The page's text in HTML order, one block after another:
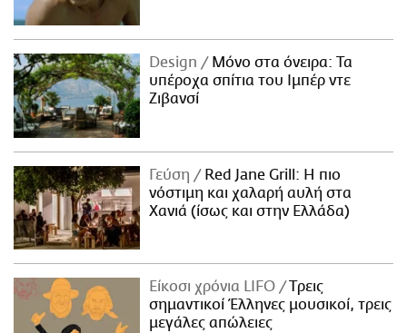
Design
Μόνο στα όνειρα: Τα
υπέροχα σπίτια του Ιμπέρ ντε
Ζιβανσί
Γεύση
Red Jane Grill: Η πιο
νόστιμη και χαλαρή αυλή στα
Χανιά (ίσως και στην Ελλάδα)
Είκοσι χρόνια LIFO
Tρεις
σημαντικοί Έλληνες μουσικοί, τρεις
μεγάλες απώλειες